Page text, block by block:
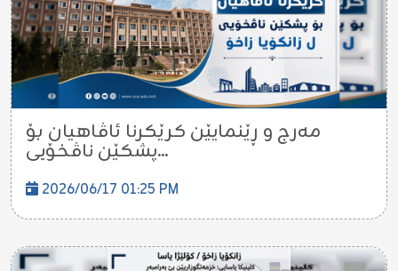
مەرج و ڕێنمایێن کرێکرنا ئاڤاهیان بۆ
پشکێن ناڤخۆیی...
2026/06/17 01:25 PM